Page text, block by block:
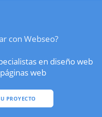
con Webseo?
en diseño web
web
PROYECTO